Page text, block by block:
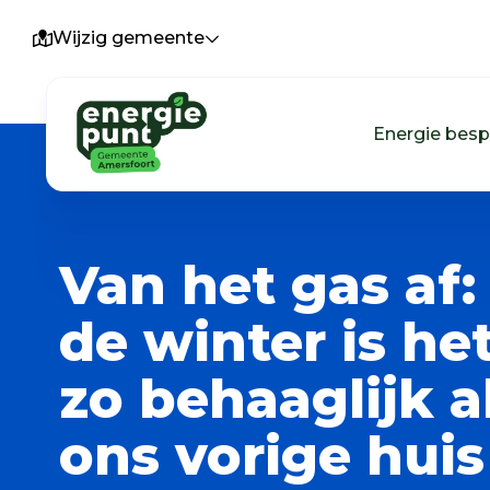
Wijzig gemeente
Energie
Van het gas af:
de winter is
zo behaaglijk
ons vorige